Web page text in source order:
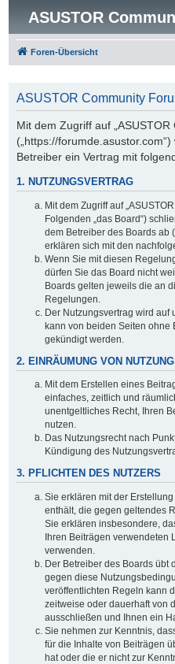
ASUSTOR
Foren-Übersicht
ASUSTOR Community
Mit dem Zugriff auf
(„https://
Betreiber ein Vertrag mit
1. NUTZUNGSVERTRAG
Mit dem Zugriff auf
Folgenden „das Board“)
dem Betreiber des Boards ab
erklären sich mit den
Wenn Sie mit diesen
dürfen Sie das Board nicht
Boards gelten jeweils die an
Regelungen.
Der Nutzungsvertrag wird auf
kann von beiden Seiten
gekündigt werden.
2. EINRÄUMUNG VON
Mit dem Erstellen eines
einfaches, zeitlich und
unentgeltliches Recht, Ihren
nutzen.
Das Nutzungsrecht nach
Kündigung des
3. PFLICHTEN DES NUTZERS
Sie erklären mit der
enthält, die gegen geltendes
Sie erklären insbesondere,
Ihren Beiträgen verwendeten
verwenden.
Der Betreiber des Boards übt
gegen diese
veröffentlichten Regeln kann
zeitweise oder dauerhaft von
ausschließen und Ihnen ein
Sie nehmen zur Kenntnis,
für die Inhalte von Beiträgen
hat oder die er nicht zur